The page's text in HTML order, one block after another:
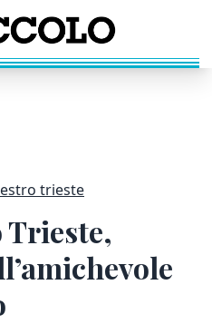
trieste
Trieste,